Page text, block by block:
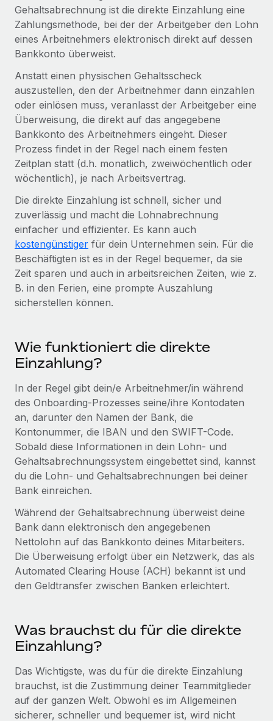
Globales Onboarding und Verwalten von
Freelancer:innen
PEO
Auslagern von komplexen HR-Aufgaben
INFRASTRUKTUR
Remote Embedded
Nahtlose Integration der HR in bestehende Abläufe
Plattform
Integrierte HR-Kernfunktionen für dein Team
Verknüpfen
Neu
Verknüpfung beliebiger KI-Tools mit Remote über unser
MCP
Integrationen
Prozessoptimierung mit unverzichtbaren Business-
Frag unsere Expert:innen
Hilfe von Expert:innen für globale HR & Compliance
Background-Checks
Einfacheres Bewerber:innen-Screening
Compliance Watchtower
Lückenlose Compliance
Geräteverwaltung
Globale Bereitstellung und Verfolgung von IT-
Gründung von Niederlassungen
Schnelle, rechtssichere Gründung von
Niederlassungen
Mobilität und Relocation
Benefits
Mühelose Verwaltung von Benefits
WACHSTUMSPHASE
Startups
Unternehmen
Mittelstand
Maßgeschneiderte HR-Lösungen, um Teams zu
vergrößern
Enterprise
Globale HR für Konzerne und Großunternehmen
PARTNER WERDEN
Flexible Einbettung von Global-HR-Funktionen in deine
Plattform
Partner werden
Entdecke die Möglichkeiten einer Partnerschaft
Beratung zu Integrationen und KI-Automatisierung
FALLSTUDIEN
So hat der KI-Vorreiter Weaviate sein Team mit
Remote um 120 % vergrößert
Weaviate auf einen Blick Weaviate entwickelt KI-basierte
Open-Source-Infrastrukturen. Das...
Mehr erfahren
Strategische Partnerschaft zwischen
Reverse Tech und Remote für Contractor
Management und Payroll
Reverse Tech auf einen Blick Das Gesundheits- und
Wellness-Startup Reverse Tech hat das globale...
Gesamtbeschäftigungskosten
Honorarzahlungen berechnen
Informationen zu möglichen Währungen und
LERNEN MIT REMOTE
Forschung und Leitfäden
Fallstudien
HR-Glossar
Checklisten und Vorlagen
Bibliothek für Stellenbeschreibungen
Webinare
Events
Newsroom
Insights Center
Alle Ressourcen anzeigen
BLOG
Globale Payroll
EOR und PEO
Contractor Management
Steuern
Den Blog erkunden
Neues zu Remote-Produkten: Integration mit
Gusto und Zero und Contractor Management
Plus
Auch im neuen Jahr wollen wir bei Remote Unternehmen
aller Größen dabei unterstützen, die beste...
Mehr erfahren
Nederlands
Français
Deutsch
Español
Italiano
Português (Portugal)
日本語
한국어
中文（简体）
Anmelden
Gehaltsabrechnung ist die direkte Einzahlung eine
Zahlungsmethode, bei der der Arbeitgeber den Lohn
eines Arbeitnehmers elektronisch direkt auf dessen
Bankkonto überweist.
Anstatt einen physischen Gehaltsscheck
auszustellen, den der Arbeitnehmer dann einzahlen
oder einlösen muss, veranlasst der Arbeitgeber eine
Überweisung, die direkt auf das angegebene
Bankkonto des Arbeitnehmers eingeht. Dieser
Prozess findet in der Regel nach einem festen
Zeitplan statt (d.h. monatlich, zweiwöchentlich oder
wöchentlich), je nach Arbeitsvertrag.
Die direkte Einzahlung ist schnell, sicher und
zuverlässig und macht die Lohnabrechnung
einfacher und effizienter. Es kann auch
kostengünstiger für dein Unternehmen sein. Für die
Beschäftigten ist es in der Regel bequemer, da sie
Zeit sparen und auch in arbeitsreichen Zeiten, wie z.
B. in den Ferien, eine prompte Auszahlung
sicherstellen können.
Wie funktioniert die direkte
Einzahlung?
In der Regel gibt dein/e Arbeitnehmer/in während
des Onboarding-Prozesses seine/ihre Kontodaten
an, darunter den Namen der Bank, die
Kontonummer, die IBAN und den SWIFT-Code.
Sobald diese Informationen in dein Lohn- und
Gehaltsabrechnungssystem eingebettet sind, kannst
du die Lohn- und Gehaltsabrechnungen bei deiner
Bank einreichen.
Während der Gehaltsabrechnung überweist deine
Bank dann elektronisch den angegebenen
Nettolohn auf das Bankkonto deines Mitarbeiters.
Die Überweisung erfolgt über ein Netzwerk, das als
Automated Clearing House (ACH) bekannt ist und
den Geldtransfer zwischen Banken erleichtert.
Was brauchst du für die direkte
Einzahlung?
Das Wichtigste, was du für die direkte Einzahlung
brauchst, ist die Zustimmung deiner Teammitglieder
auf der ganzen Welt. Obwohl es im Allgemeinen
sicherer, schneller und bequemer ist, wird nicht